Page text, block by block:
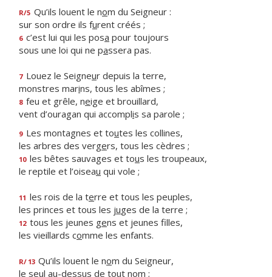
R/5 Qu’ils louent le nom du Seigneur :
sur son ordre ils furent créés ;
6 c’est lui qui les posa pour toujours
sous une loi qui ne passera pas.
7 Louez le Seigneur depuis la terre,
monstres marins, tous les abîmes ;
8 feu et grêle, neige et brouillard,
vent d’ouragan qui accomplis sa parole ;
9 Les montagnes et toutes les collines,
les arbres des vergers, tous les cèdres ;
10 les bêtes sauvages et tous les troupeaux,
le reptile et l’oiseau qui vole ;
11 les rois de la terre et tous les peuples,
les princes et tous les juges de la terre ;
12 tous les jeunes gens et jeunes filles,
les vieillards comme les enfants.
R/ 13 Qu’ils louent le nom du Seigneur,
le seul au-dessus de tout nom ;